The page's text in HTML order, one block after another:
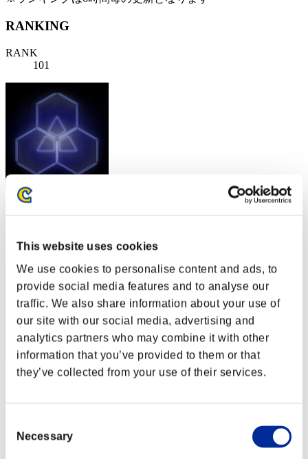
This website uses cookies
We use cookies to personalise content and ads, to
provide social media features and to analyse our
traffic. We also share information about your use of
our site with our social media, advertising and
analytics partners who may combine it with other
information that you’ve provided to them or that
they’ve collected from your use of their services.
Selection
Necessary
RANKING
RANK
101
スコア: -
102
RANK